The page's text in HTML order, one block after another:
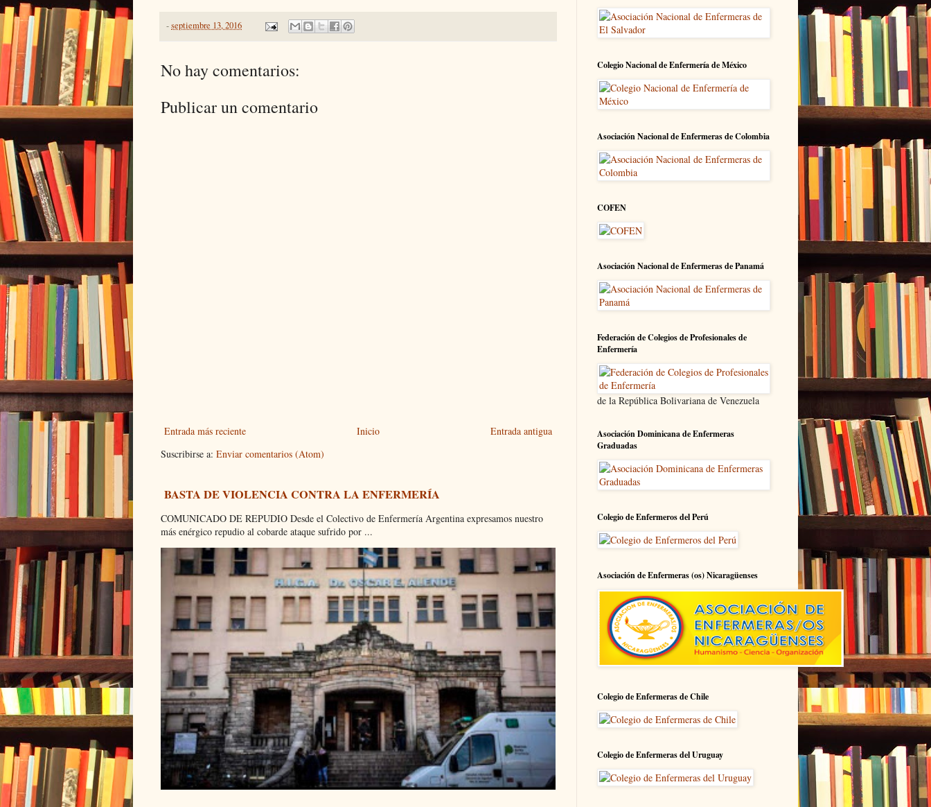
-septiembre 13, 2016
No hay comentarios:
Publicar un comentario
Entrada más reciente Entrada antigua
Inicio
Suscribirse a: Enviar comentarios (Atom)
BASTA DE VIOLENCIA CONTRA LA ENFERMERÍA
COMUNICADO DE REPUDIO Desde el Colectivo de Enfermería Argentina expresamos nuestro
más enérgico repudio al cobarde ataque sufrido por ...
Colegio Nacional de Enfermería de México
Asociación Nacional de Enfermeras de Colombia
COFEN
Asociación Nacional de Enfermeras de Panamá
Federación de Colegios de Profesionales de
Enfermería
de la República Bolivariana de Venezuela
Asociación Dominicana de Enfermeras
Graduadas
Colegio de Enfermeros del Perú
Asociación de Enfermeras (os) Nicaragüenses
Colegio de Enfermeras de Chile
Colegio de Enfermeras del Uruguay